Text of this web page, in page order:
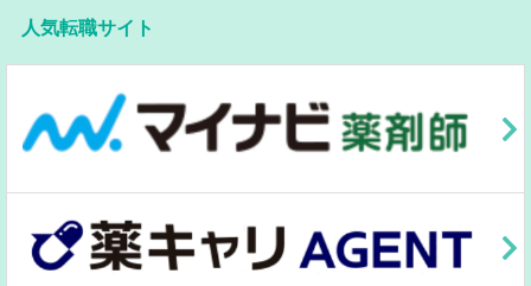
人気転職サイト